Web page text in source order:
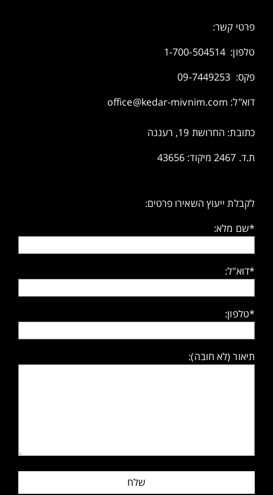
פרטי קשר:
טלפון: 1-700-504514
פקס: 09-7449253
דוא"ל: office@kedar-mivnim.com
כתובת: החרושת 19, רעננה
ת.ד. 2467 מיקוד: 43656
לקבלת ייעוץ השאירו פרטים:
*שם מלא:
*דוא"ל:
*טלפון:
תיאור (לא חובה):